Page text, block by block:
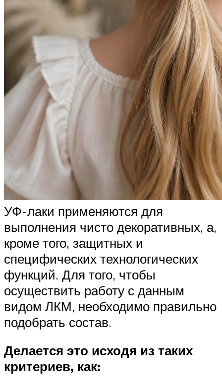
УФ-лаки применяются для
выполнения чисто декоративных, а,
кроме того, защитных и
специфических технологических
функций. Для того, чтобы
осуществить работу с данным
видом ЛКМ, необходимо правильно
подобрать состав.
Делается это исходя из таких
критериев, как: